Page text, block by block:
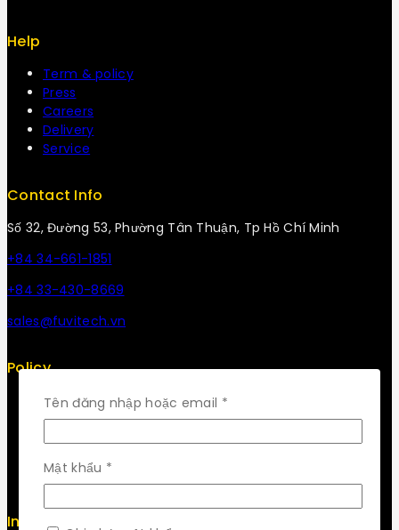
Help
Term & policy
Press
Careers
Delivery
Service
Contact Info
Số 32, Đường 53, Phường Tân Thuận, Tp Hồ Chí Minh
+84 34-661-1851
+84 33-430-8669
sales@fuvitech.vn
Policy
Return Policy
Security
FAQs
Info
Tên đăng nhập hoặc email *Bắt
buộc
Mật khẩu *
buộc